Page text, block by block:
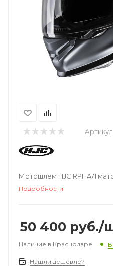
Мотошлем HJC RPHA71
Подробности
50 400 руб./
Наличие в Краснодаре
Нашли дешевле?